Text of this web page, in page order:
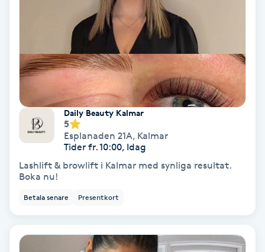
Hårborttagning
Hårbottenbehandling
Hårförlängning
Hårvård
Idrottsmassage
Daily Beauty Kalmar
5
Esplanaden 21A, Kalmar
Tider fr. 10:00, Idag
Lashlift & browlift i Kalmar med synliga resultat.
Boka nu!
Betala senare Presentkort